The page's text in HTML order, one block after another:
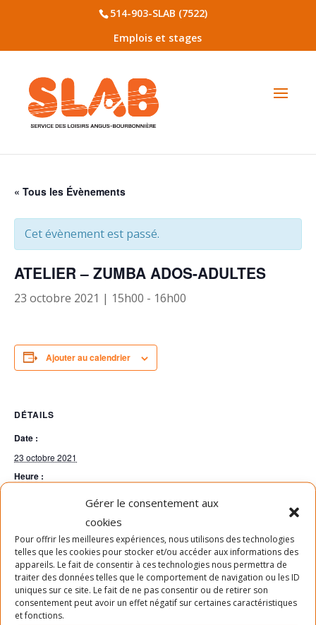
Gérer le consentement aux
cookies
Pour offrir les meilleures expériences, nous utilisons des technologies
telles que les cookies pour stocker et/ou accéder aux informations des
appareils. Le fait de consentir à ces technologies nous permettra de
traiter des données telles que le comportement de navigation ou les ID
uniques sur ce site. Le fait de ne pas consentir ou de retirer son
consentement peut avoir un effet négatif sur certaines caractéristiques
et fonctions.
514-903-SLAB (7522)
Emplois et stages
« Tous les Évènements
Cet évènement est passé.
ATELIER – ZUMBA ADOS-ADULTES
23 octobre 2021 | 15h00 - 16h00
Ajouter au calendrier
DÉTAILS
Date :
23 octobre 2021
Heure :
ATELIER – INTRODUCTION AU THÉÂTRE 6-12 ANS Animation 0-5 ans
LA MISSION